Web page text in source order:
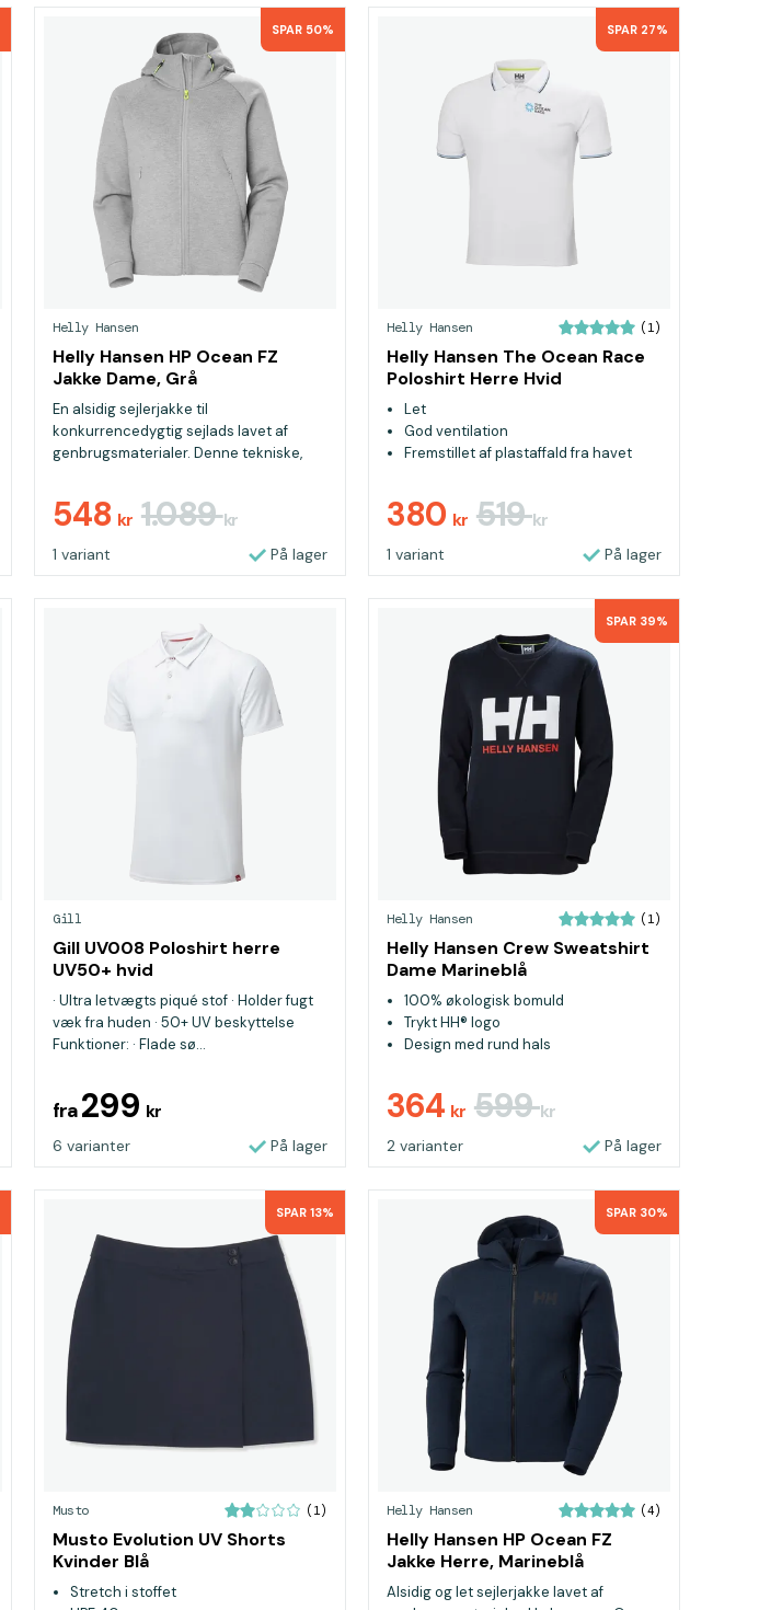
SPAR 50%
Helly Hansen
Helly Hansen HP Ocean FZ
Jakke Dame, Grå
En alsidig sejlerjakke til
konkurrencedygtig sejlads lavet af
genbrugsmaterialer. Denne tekniske,
548 kr 1.089kr
1 variant På lager
SPAR 27%
Helly Hansen (1)
Helly Hansen The Ocean Race
Poloshirt Herre Hvid
Let
God ventilation
Fremstillet af plastaffald fra havet
380 kr 519kr
1 variant På lager
Gill
Gill UV008 Poloshirt herre
UV50+ hvid
· Ultra letvægts piqué stof · Holder fugt
væk fra huden · 50+ UV beskyttelse
Funktioner: · Flade sø...
fra299 kr
6 varianter På lager
SPAR 39%
Helly Hansen (1)
Helly Hansen Crew Sweatshirt
Dame Marineblå
100% økologisk bomuld
Trykt HH® logo
Design med rund hals
364 kr 599kr
2 varianter På lager
SPAR 13%
Musto (1)
Musto Evolution UV Shorts
Kvinder Blå
Stretch i stoffet
SPAR 30%
Helly Hansen (4)
Helly Hansen HP Ocean FZ
Jakke Herre, Marineblå
Alsidig og let sejlerjakke lavet af